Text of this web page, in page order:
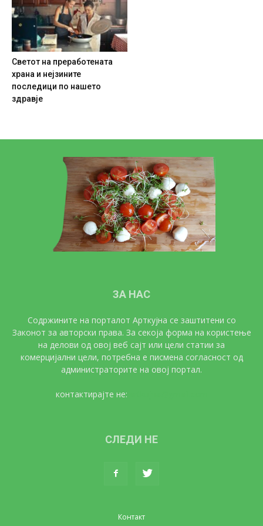
Светот на преработената
храна и нејзините
последици по нашето
здравје
ЗА НАС
Содржините на порталот Арткујна се заштитени со
Законот за авторски права. За секоја форма на користење
на делови од овој веб сајт или цели статии за
комерцијални цели, потребна е писмена согласност од
администраторите на овој портал.
контактирајте не:
СЛЕДИ НЕ
Контакт